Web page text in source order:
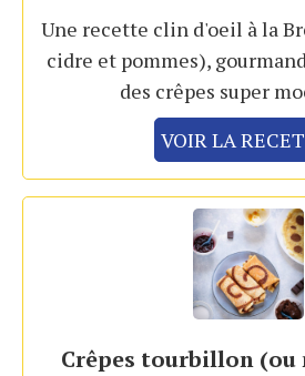
Une recette clin d'oeil à la
cidre et pommes),
des crêpes super
VOIR LA
Crêpes tourbillon (ou